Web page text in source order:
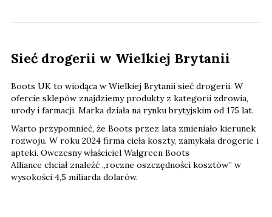
Sieć drogerii w Wielkiej Brytanii
Boots UK to wiodąca w Wielkiej Brytanii sieć drogerii. W
ofercie sklepów znajdziemy produkty z kategorii zdrowia,
urody i farmacji. Marka działa na rynku brytyjskim od 175 lat.
Warto przypomnieć, że Boots przez lata zmieniało kierunek
rozwoju. W roku 2024 firma cieła koszty, zamykała drogerie i
apteki. Owczesny właściciel Walgreen Boots
Alliance chciał znaleźć „roczne oszczędności kosztów” w
wysokości 4,5 miliarda dolarów.